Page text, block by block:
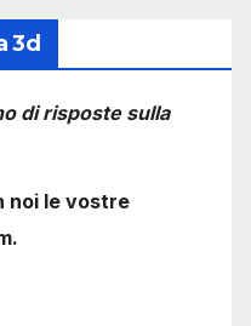
3d
di risposte sulla
noi le vostre